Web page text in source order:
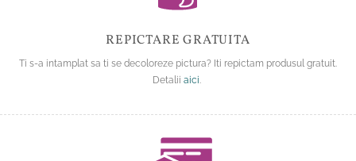
REPICTARE GRATUITA
Ti s-a intamplat sa ti se decoloreze pictura? Iti repictam produsul gratuit.
Detalii aici